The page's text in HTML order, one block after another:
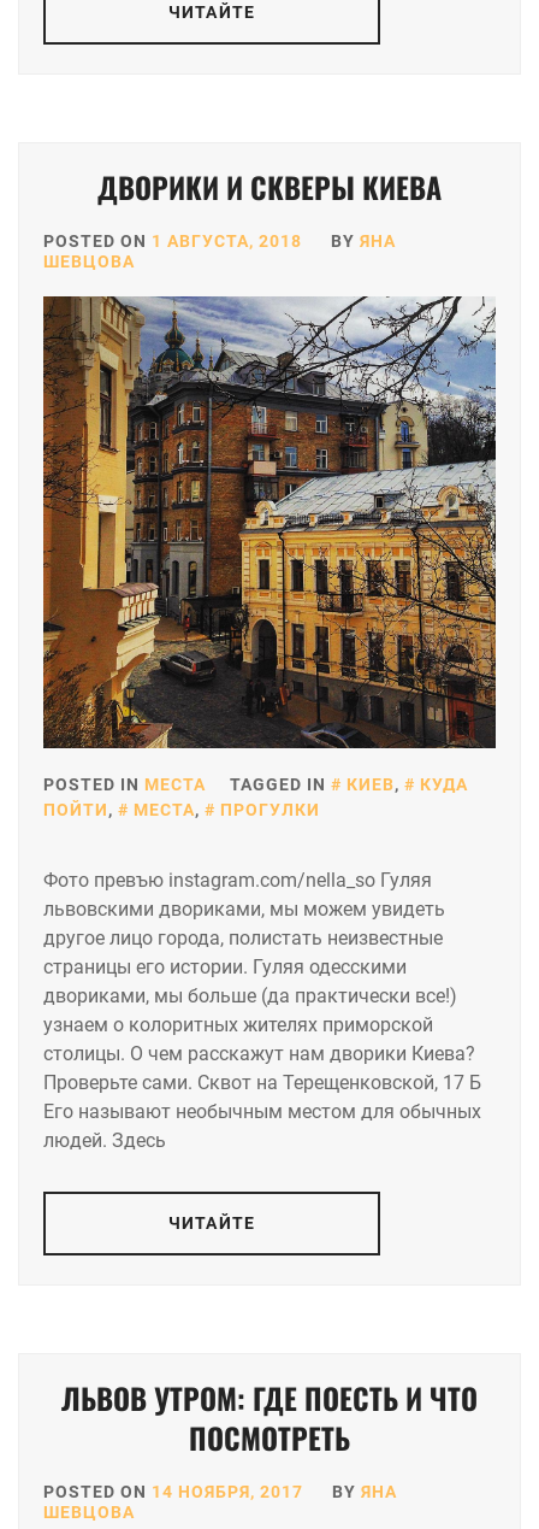
ЧИТАЙТЕ
ДВОРИКИ И СКВЕРЫ КИЕВА
POSTED ON 1 АВГУСТА, 2018 BY ЯНА
ШЕВЦОВА
POSTED IN МЕСТА TAGGED IN КИЕВ,
КУДА
ПОЙТИ, МЕСТА, ПРОГУЛКИ
Фото превъю instagram.com/nella_so Гуляя
львовскими двориками, мы можем увидеть
другое лицо города, полистать неизвестные
страницы его истории. Гуляя одесскими
двориками, мы больше (да практически все!)
узнаем о колоритных жителях приморской
столицы. О чем расскажут нам дворики Киева?
Проверьте сами. Сквот на Терещенковской, 17 Б
Его называют необычным местом для обычных
людей. Здесь
ЧИТАЙТЕ
ЛЬВОВ УТРОМ: ГДЕ ПОЕСТЬ И ЧТО
ПОСМОТРЕТЬ
POSTED ON 14 НОЯБРЯ, 2017 BY ЯНА
ШЕВЦОВА